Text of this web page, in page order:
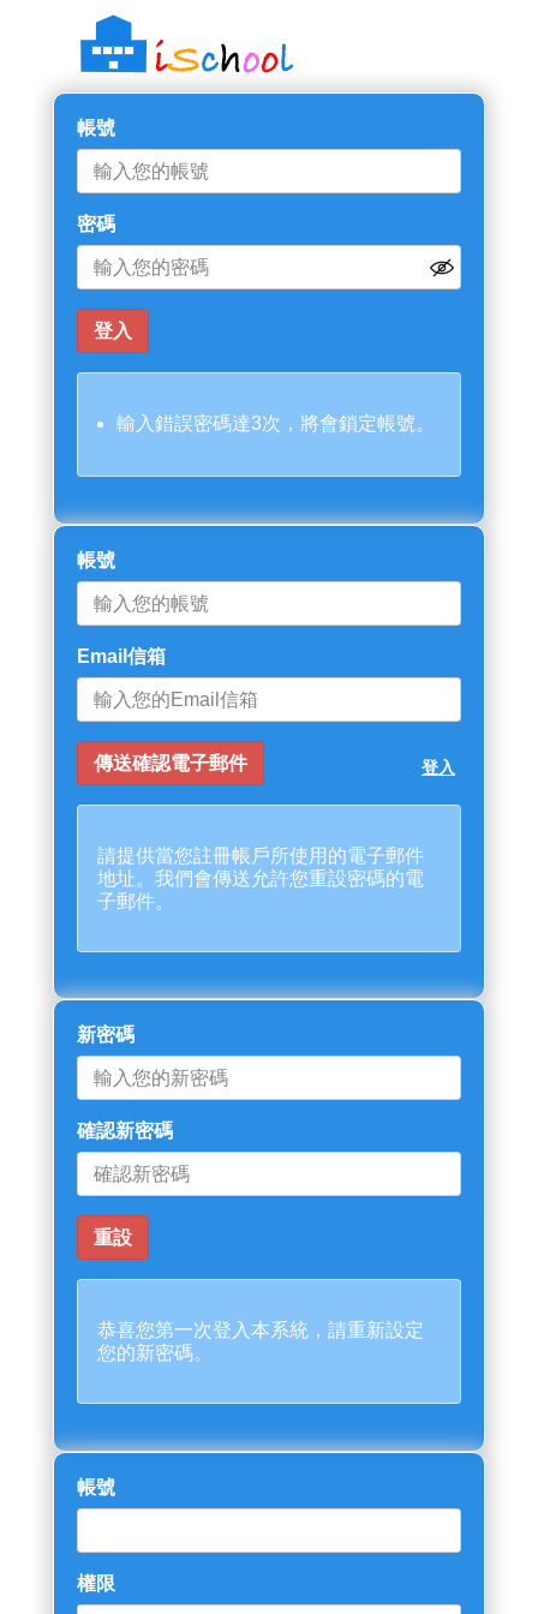
帳號
密碼
輸入錯誤密碼達3次，將會鎖定帳號。
帳號
Email信箱
登入
請提供當您註冊帳戶所使用的電子郵件
地址。我們會傳送允許您重設密碼的電
子郵件。
新密碼
確認新密碼
恭喜您第一次登入本系統，請重新設定
您的新密碼。
帳號
權限